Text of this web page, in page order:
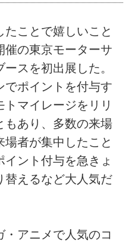
ことで嬉しいこと
催の東京モーターサ
スを初出展した。
でポイントを付与す
マイレージをリリ
もあり、多数の来場
者が集中したこと
ント付与を急きょ
替えるなど大人気だ
・アニメで人気のコ